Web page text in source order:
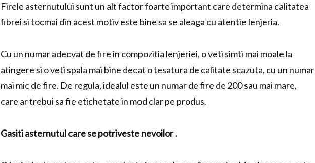
Firele asternutului sunt un alt factor foarte important care determina calitatea
fibrei si tocmai din acest motiv este bine sa se aleaga cu atentie lenjeria.
Cu un numar adecvat de fire in compozitia lenjeriei, o veti simti mai moale la
atingere si o veti spala mai bine decat o tesatura de calitate scazuta, cu un numar
mai mic de fire. De regula, idealul este un numar de fire de 200 sau mai mare,
care ar trebui sa fie etichetate in mod clar pe produs.
Gasiti asternutul care se potriveste nevoilor .